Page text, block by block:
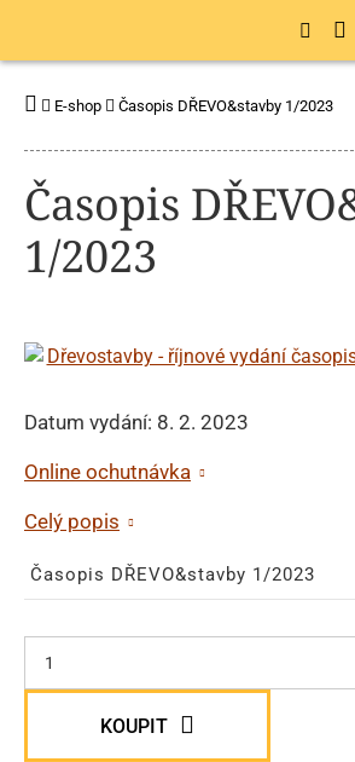
E-shop Časopis DŘEVO&stavby 1/2023
Časopis
1/2023
Datum vydání: 8. 2. 2023
Online ochutnávka
Celý popis
Časopis DŘEVO&stavby 1/2023
KOUPIT